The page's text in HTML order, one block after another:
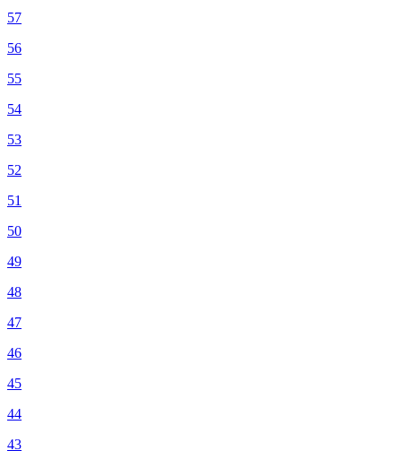
57
56
55
54
53
52
51
50
49
48
47
46
45
44
43